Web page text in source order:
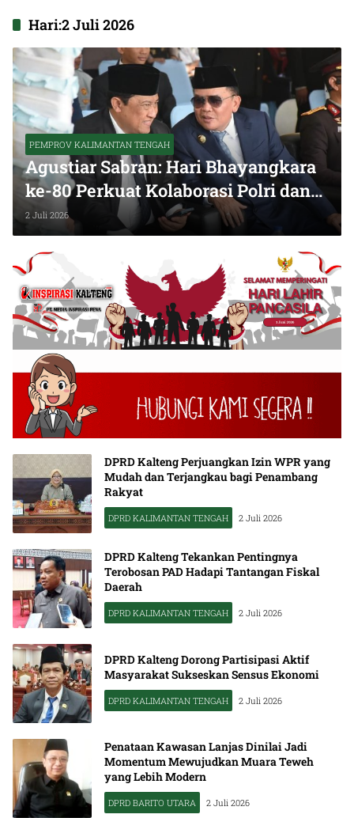
Hari:2 Juli 2026
PEMPROV KALIMANTAN TENGAH
Agustiar Sabran: Hari Bhayangkara
ke-80 Perkuat Kolaborasi Polri dan
Pemprov Bangun Kalteng
2 Juli 2026
DPRD Kalteng Perjuangkan Izin WPR yang
Mudah dan Terjangkau bagi Penambang
Rakyat
DPRD KALIMANTAN TENGAH 2 Juli 2026
DPRD Kalteng Tekankan Pentingnya
Terobosan PAD Hadapi Tantangan Fiskal
Daerah
DPRD KALIMANTAN TENGAH 2 Juli 2026
DPRD Kalteng Dorong Partisipasi Aktif
Masyarakat Sukseskan Sensus Ekonomi
DPRD KALIMANTAN TENGAH 2 Juli 2026
Penataan Kawasan Lanjas Dinilai Jadi
Momentum Mewujudkan Muara Teweh
yang Lebih Modern
DPRD BARITO UTARA 2 Juli 2026